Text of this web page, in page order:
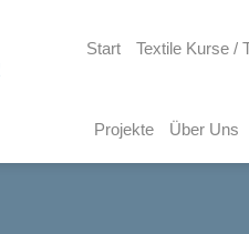
Start Textile Kurse /
Projekte Über Uns